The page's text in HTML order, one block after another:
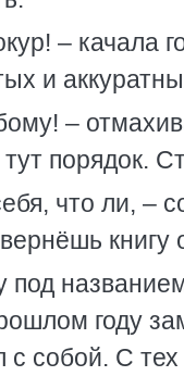
– качала
и
–
порядок.
что ли, –
книгу
под
году
с собой. С